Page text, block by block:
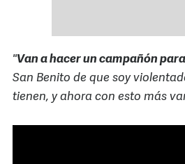
"Van a hacer un campañón
San Benito de que soy
tienen, y ahora con esto más